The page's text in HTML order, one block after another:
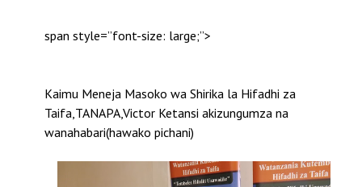
span style=”font-size: large;”>
Kaimu Meneja Masoko wa Shirika la Hifadhi za
Taifa,TANAPA,Victor Ketansi akizungumza na
wanahabari(hawako pichani)